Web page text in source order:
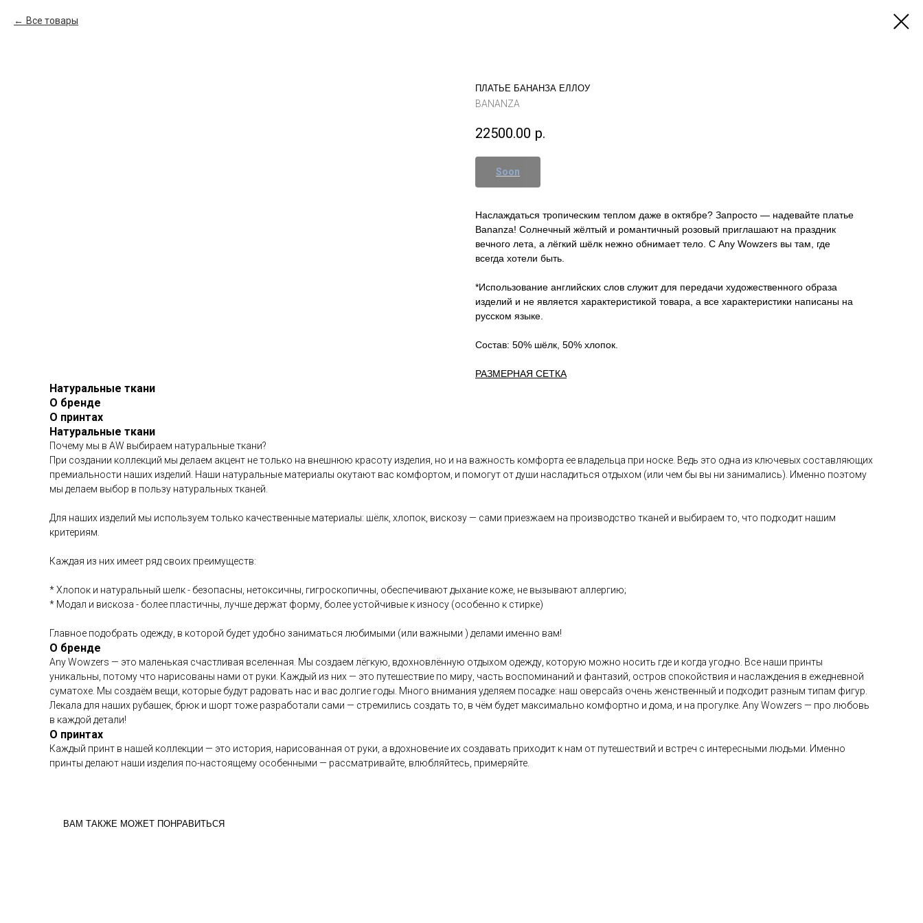
Все товары
ПЛАТЬЕ БАНАНЗА ЕЛЛОУ
BANANZA
22500.00 р.
Наслаждаться тропическим теплом даже в октябре? Запросто — надевайте платье
Bananza! Солнечный жёлтый и романтичный розовый приглашают на праздник
вечного лета, а лёгкий шёлк нежно обнимает тело. С Any Wowzers вы там, где
всегда хотели быть.
*Использование английских слов служит для передачи художественного образа
изделий и не является характеристикой товара, а все характеристики написаны на
русском языке.
Состав: 50% шёлк, 50% хлопок.
РАЗМЕРНАЯ СЕТКА
Натуральные ткани
О бренде
О принтах
Натуральные ткани
Почему мы в AW выбираем натуральные ткани?
При создании коллекций мы делаем акцент не только на внешнюю красоту изделия, но и на важность комфорта ее владельца при носке. Ведь это одна из ключевых составляющих
премиальности наших изделий. Наши натуральные материалы окутают вас комфортом, и помогут от души насладиться отдыхом (или чем бы вы ни занимались). Именно поэтому
мы делаем выбор в пользу натуральных тканей.
Для наших изделий мы используем только качественные материалы: шёлк, хлопок, вискозу — сами приезжаем на производство тканей и выбираем то, что подходит нашим
критериям.
Каждая из них имеет ряд своих преимуществ:
* Хлопок и натуральный шелк - безопасны, нетоксичны, гигроскопичны, обеспечивают дыхание коже, не вызывают аллергию;
* Модал и вискоза - более пластичны, лучше держат форму, более устойчивые к износу (особенно к стирке)
Главное подобрать одежду, в которой будет удобно заниматься любимыми (или важными ) делами именно вам!
О бренде
Any Wowzers — это маленькая счастливая вселенная. Мы создаем лёгкую, вдохновлённую отдыхом одежду, которую можно носить где и когда угодно. Все наши принты
уникальны, потому что нарисованы нами от руки. Каждый из них — это путешествие по миру, часть воспоминаний и фантазий, остров спокойствия и наслаждения в ежедневной
суматохе. Мы создаём вещи, которые будут радовать нас и вас долгие годы. Много внимания уделяем посадке: наш оверсайз очень женственный и подходит разным типам фигур.
Лекала для наших рубашек, брюк и шорт тоже разработали сами — стремились создать то, в чём будет максимально комфортно и дома, и на прогулке. Any Wowzers — про любовь
в каждой детали!
О принтах
Каждый принт в нашей коллекции — это история, нарисованная от руки, а вдохновение их создавать приходит к нам от путешествий и встреч с интересными людьми. Именно
принты делают наши изделия по-настоящему особенными — рассматривайте, влюбляйтесь, примеряйте.
ВАМ ТАКЖЕ МОЖЕТ ПОНРАВИТЬСЯ